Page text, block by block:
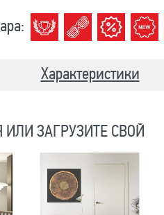
Характеристики
ЗАГРУЗИТЕ СВОЙ